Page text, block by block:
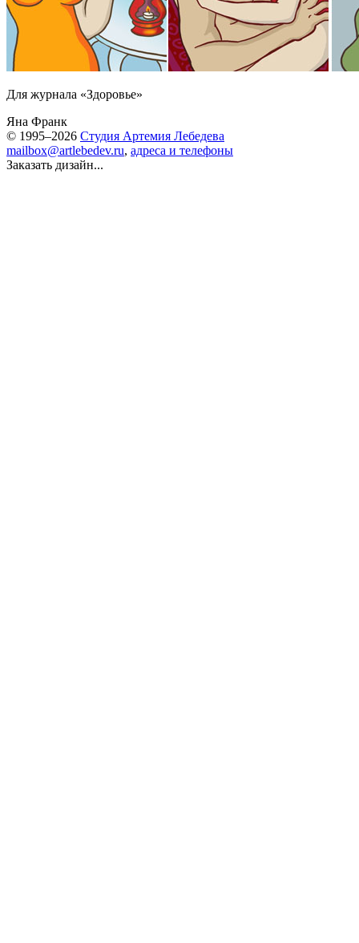
Для журнала «Здоровье»
Яна Франк
© 1995–2026 Студия Артемия Лебедева
mailbox@artlebedev.ru, адреса и телефоны
Заказать дизайн...